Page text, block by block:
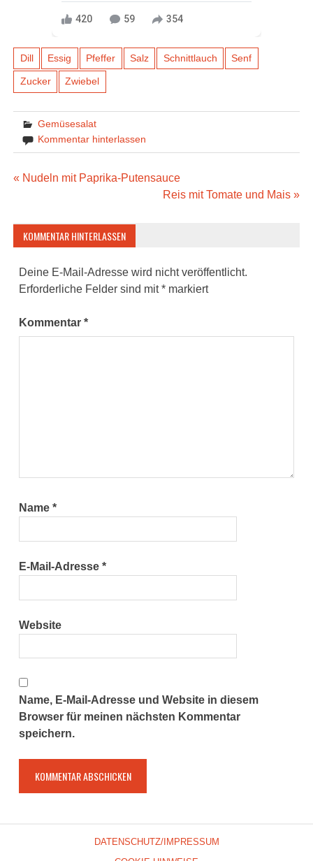
420 59 354
Dill Essig Pfeffer Salz Schnittlauch Senf
Zucker Zwiebel
Gemüsesalat
Kommentar hinterlassen
Beitragsnavigation
« Nudeln mit Paprika-Putensauce
Reis mit Tomate und Mais »
KOMMENTAR HINTERLASSEN
Deine E-Mail-Adresse wird nicht veröffentlicht.
Erforderliche Felder sind mit* markiert
Kommentar*
Name*
E-Mail-Adresse*
Website
Name, E-Mail-Adresse und Website in diesem
Browser für meinen nächsten Kommentar
speichern.
DATENSCHUTZ/IMPRESSUM